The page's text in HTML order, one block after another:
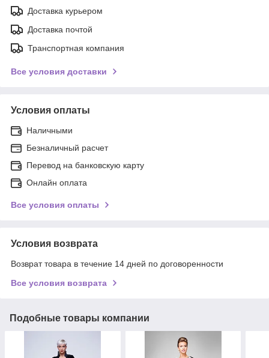
Доставка курьером
Доставка почтой
Транспортная компания
Все условия доставки
Условия оплаты
Наличными
Безналичный расчет
Перевод на банковскую карту
Онлайн оплата
Все условия оплаты
Условия возврата
Возврат товара в течение 14 дней по договоренности
Все условия возврата
Подобные товары компании